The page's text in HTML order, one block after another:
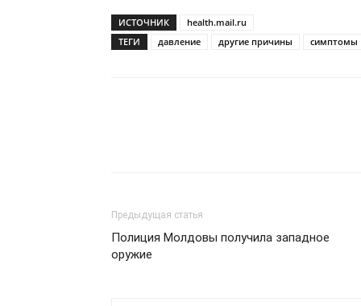
ИСТОЧНИК
health.mail.ru
ТЕГИ
давление другие причины симптомы
Предыдущая статья
Полиция Молдовы получила западное
оружие